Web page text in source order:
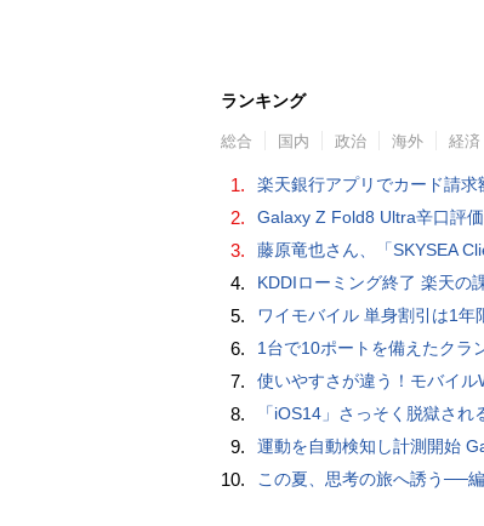
ランキング
総合 国内 政治 海外 経済
1. 楽天銀行アプリでカード請求
2. Galaxy Z Fold8 Ultra辛口評
3. 藤原竜也さん、「SKYSEA Client View」新CMで「AI労務改善」をアピール 働き方をAIが分析した
4. KDDIローミング終了 楽天の
5. ワイモバイル 単身割引は1年
6. 1台で10ポートを備えたクランプ固定式電源タップ「Anker Nano Power Strip (10-in-
7. 使いやすさが違う！モバイルWi-FiとネットHDD
8. 「iOS14」さっそく脱獄され
9. 運動を自動検知し計測開始 Garmin 初のスマートバンドを発売 10日間のロ
10. この夏、思考の旅へ誘う──編集部おすすめの7冊：